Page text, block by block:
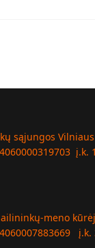
sąjungos
į.k.
meno
į.k.